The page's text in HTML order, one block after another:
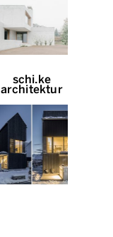
schi.ke
architektur